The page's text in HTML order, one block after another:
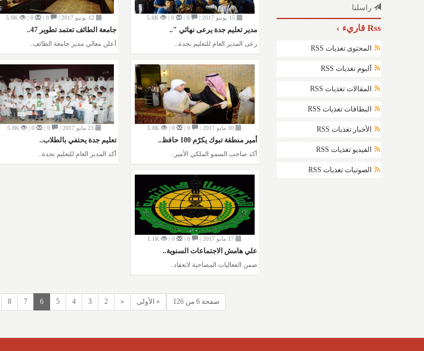
راسلنا
Rss قاريء
المحتوى تغذيات RSS
ألبوم تغذيات RSS
المقالات تغذيات RSS
البطاقات تغذيات RSS
الأخبار تغذيات RSS
الفيديو تغذيات RSS
الصوتيات تغذيات RSS
15 يونيو 2017 | 0 |
0 |
5.8K
مدير تعليم جدة يرعى نهائي "..
رعى المدير العام للتعليم بجدة..
12 يونيو 2017 | 0 |
0 |
5.9K
جامعة الطائف تعتمد تطوير 47..
أعلن معالي مدير جامعة الطائف..
30 مايو 2017 | 0 |
0 |
5.8K
أمير منطقة تبوك يكرّم 100 حافظ..
أكد صاحب السمو الملكي الأمير..
23 مايو 2017 | 0 |
0 |
5.8K
تعليم جدة يحتفي بالطلاب..
أكد المدير العام للتعليم بجدة..
17 مايو 2017 | 0 |
0 |
1.1K
علي هامش الاجتماعات السنوية..
ضمن الفعاليات المصاحبة لانعقاد..
صفحة 6 من 126 « الأولى «
2
3
4
5
6
7
8